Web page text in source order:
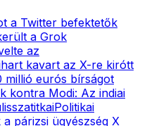
a Twitter befektetők
a Grok
az
kavart az X-re kirótt
millió eurós bírságot
kontra Modi: Az indiai
Politikai
párizsi ügyészség X